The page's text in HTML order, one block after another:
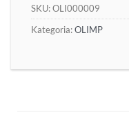
SKU:OLI000009
Kategoria:OLIMP